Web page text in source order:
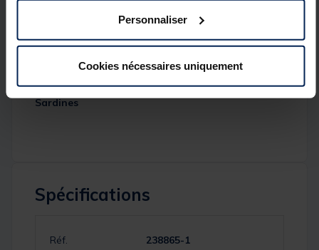
Personnaliser
Cookies nécessaires uniquement
Sardines
Spécifications
Réf.
238865-1